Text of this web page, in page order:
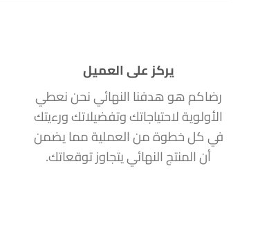
يركز على العميل
رضاكم هو هدفنا النهائي نحن نعطي
الأولوية لاحتياجاتك وتفضيلاتك ورءيتك
في كل خطوة من العملية مما يضمن
أن المنتج النهائي يتجاوز توقعاتك.